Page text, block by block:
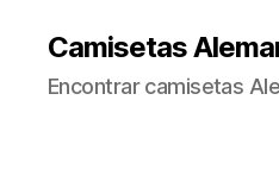
Camisetas
Encontrar camisetas